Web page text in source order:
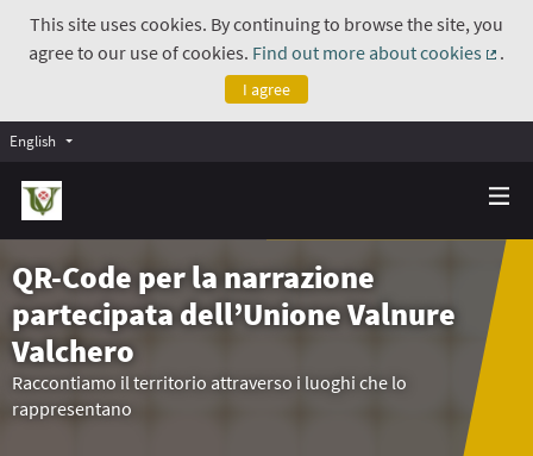
This site uses cookies. By continuing to browse the site, you
agree to our use of cookies. Find out more about cookies
.
I agree
English
QR-Code per la narrazione
partecipata dell’Unione Valnure
Valchero
Raccontiamo il territorio attraverso i luoghi che lo
rappresentano